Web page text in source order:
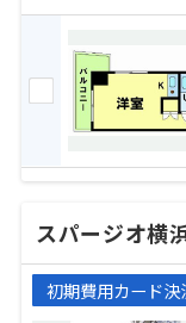
スパージオ横
初期費用カード決